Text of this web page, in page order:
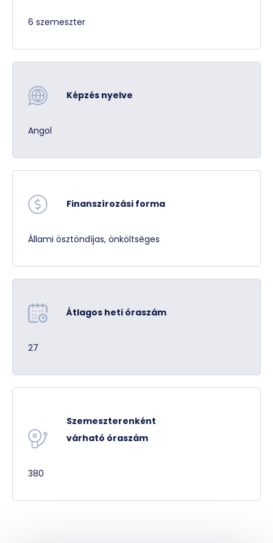
6 szemeszter
Képzés nyelve
Angol
Finanszírozási forma
Állami ösztöndíjas, önköltséges
Átlagos heti óraszám
27
Szemeszterenként
várható óraszám
380
Gyógyszerész életút
Biotechnológia MSc életút